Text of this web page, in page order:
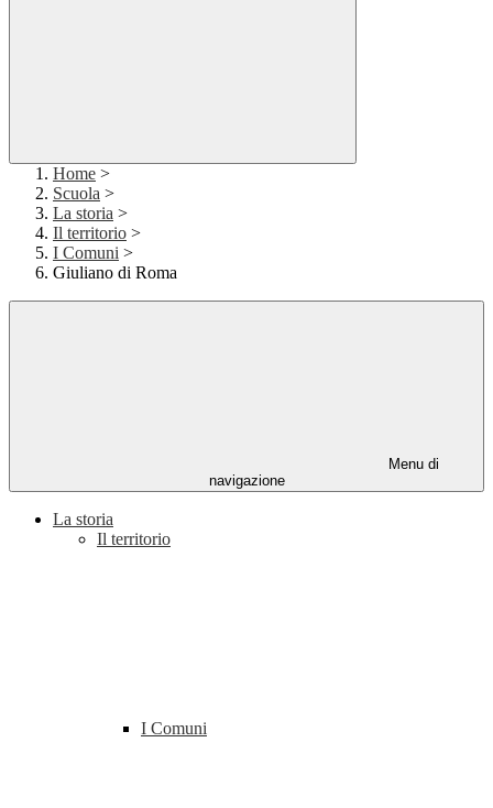
Home >
Scuola >
La storia >
Il territorio >
I Comuni >
Giuliano di Roma
Menu di
navigazione
La storia
Il territorio
I Comuni